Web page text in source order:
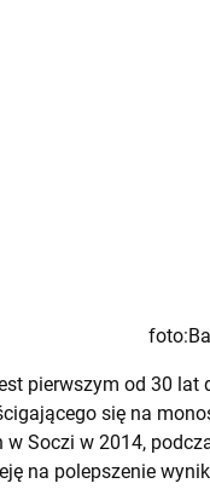
pierwszym od 30
się na
Soczi w 2014,
na polepszenie